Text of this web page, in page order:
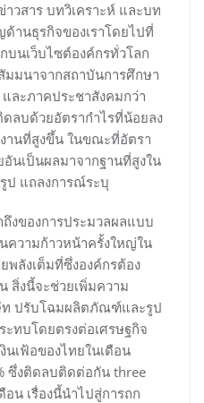
วสาร บทวิเคราะห์ และบท
านธุรกิจของเราโดยไปที่
บนเว็บไซต์องค์กรทั่วโลก
มมนาจากสถาบันการศึกษา
ละภาคประชาสังคมกว่า
ลบด้วยอัตรากำไรที่น้อยลง
านที่สูงขึ้น ในขณะที่อัตรา
อันเป็นผลมาจากฐานที่สูงใน
ป แถลงการณ์ระบุ
ถึงของการประมวลผลแบบ
นความก้าวหน้าครั้งใหญ่ใน
พลังเต็มที่ซึ่งองค์กรต้อง
สิ่งนี้จะช่วยเพิ่มความ
ท ปรับโฉมผลิตภัณฑ์และรูป
ทบโดยตรงต่อเศรษฐกิจ
นเฟ้อของไทยในเดือน
ซึ่งติดลบติดต่อกัน three
น เรื่องนี้นำไปสู่การถก